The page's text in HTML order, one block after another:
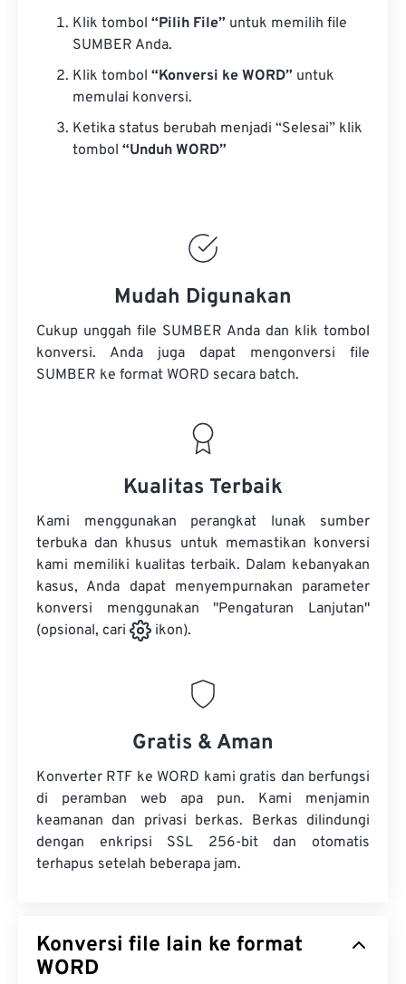
Klik tombol “Pilih File” untuk memilih file
SUMBER Anda.
Klik tombol “Konversi ke WORD” untuk
memulai konversi.
Ketika status berubah menjadi “Selesai” klik
tombol “Unduh WORD”
Mudah Digunakan
Cukup unggah file SUMBER Anda dan klik tombol
konversi. Anda juga dapat mengonversi file
SUMBER ke format WORD secara batch.
Kualitas Terbaik
Kami menggunakan perangkat lunak sumber
terbuka dan khusus untuk memastikan konversi
kami memiliki kualitas terbaik. Dalam kebanyakan
kasus, Anda dapat menyempurnakan parameter
konversi menggunakan "Pengaturan Lanjutan"
(opsional, cari
ikon).
Gratis & Aman
Konverter RTF ke WORD kami gratis dan berfungsi
di peramban web apa pun. Kami menjamin
keamanan dan privasi berkas. Berkas dilindungi
dengan enkripsi SSL 256-bit dan otomatis
terhapus setelah beberapa jam.
Konversi file lain ke format
WORD